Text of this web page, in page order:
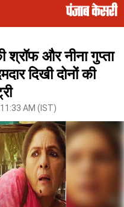
और नीना गुप्ता
दिखी दोनों की
AM (IST)